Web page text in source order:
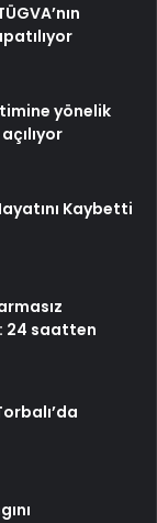
yönelik
Kaybetti
24 saatten